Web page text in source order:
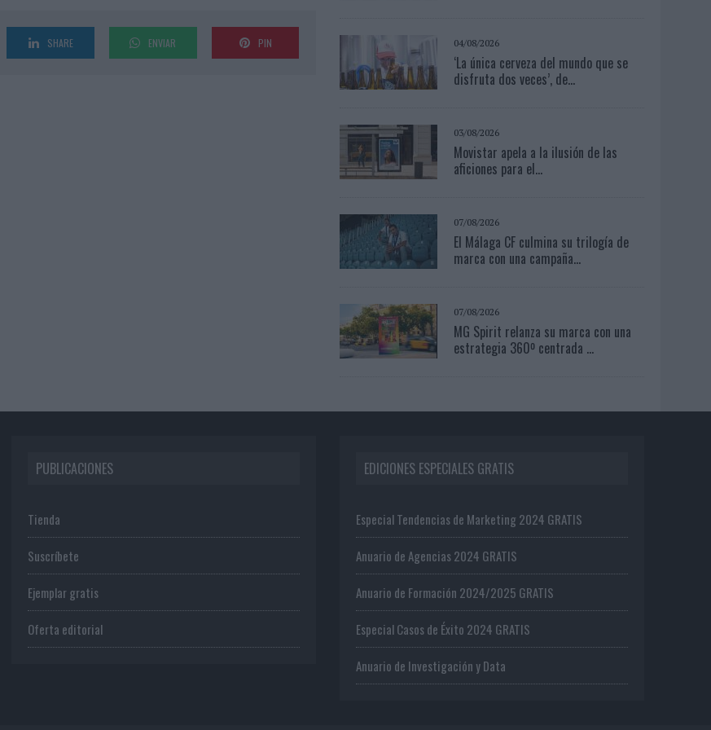
SHARE ENVIAR PIN 04/08/2026
‘La única cerveza del mundo que se
disfruta dos veces’, de...
03/08/2026
Movistar apela a la ilusión de las
aficiones para el...
07/08/2026
El Málaga CF culmina su trilogía de
marca con una campaña...
07/08/2026
MG Spirit relanza su marca con una
estrategia 360º centrada ...
PUBLICACIONES
Tienda
Suscríbete
Ejemplar gratis
Oferta editorial
EDICIONES ESPECIALES GRATIS
Especial Tendencias de Marketing 2024 GRATIS
Anuario de Agencias 2024 GRATIS
Anuario de Formación 2024/2025 GRATIS
Especial Casos de Éxito 2024 GRATIS
Anuario de Investigación y Data